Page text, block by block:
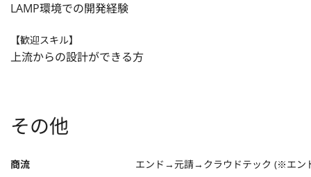
LAMP環境での開発経験
【歓迎スキル】
上流からの設計ができる方
その他
商流
エンド→元請→クラウドテック (※エン